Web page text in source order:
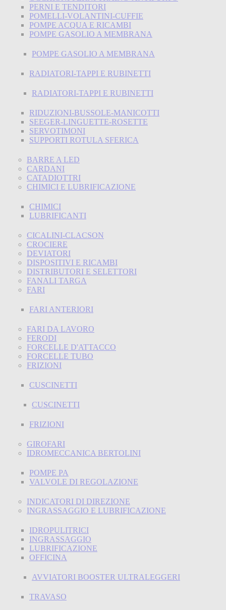
PERNI E TENDITORI
POMELLI-VOLANTINI-CUFFIE
POMPE ACQUA E RICAMBI
POMPE GASOLIO A MEMBRANA
POMPE GASOLIO A MEMBRANA
RADIATORI-TAPPI E RUBINETTI
RADIATORI-TAPPI E RUBINETTI
RIDUZIONI-BUSSOLE-MANICOTTI
SEEGER-LINGUETTE-ROSETTE
SERVOTIMONI
SUPPORTI ROTULA SFERICA
BARRE A LED
CARDANI
CATADIOTTRI
CHIMICI E LUBRIFICAZIONE
CHIMICI
LUBRIFICANTI
CICALINI-CLACSON
CROCIERE
DEVIATORI
DISPOSITIVI E RICAMBI
DISTRIBUTORI E SELETTORI
FANALI TARGA
FARI
FARI ANTERIORI
FARI DA LAVORO
FERODI
FORCELLE D'ATTACCO
FORCELLE TUBO
FRIZIONI
CUSCINETTI
CUSCINETTI
FRIZIONI
GIROFARI
IDROMECCANICA BERTOLINI
POMPE PA
VALVOLE DI REGOLAZIONE
INDICATORI DI DIREZIONE
INGRASSAGGIO E LUBRIFICAZIONE
IDROPULITRICI
INGRASSAGGIO
LUBRIFICAZIONE
OFFICINA
AVVIATORI BOOSTER ULTRALEGGERI
TRAVASO